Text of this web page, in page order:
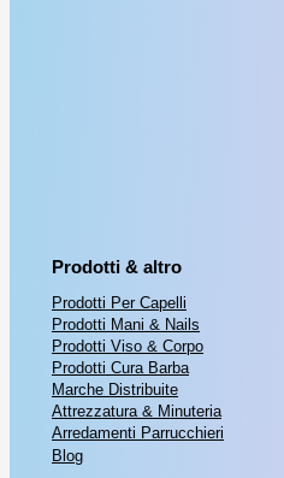
Prodotti & altro
Prodotti Per Capelli
Prodotti Mani & Nails
Prodotti Viso & Corpo
Prodotti Cura Barba
Marche Distribuite
Attrezzatura & Minuteria
Arredamenti Parrucchieri
Blog